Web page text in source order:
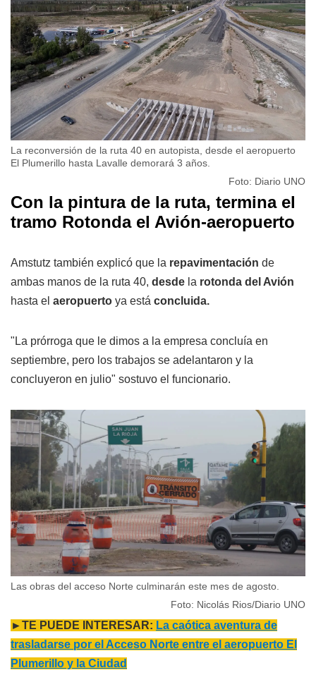
La reconversión de la ruta 40 en autopista, desde el aeropuerto
El Plumerillo hasta Lavalle demorará 3 años.
Foto: Diario UNO
Con la pintura de la ruta, termina el
tramo Rotonda el Avión-aeropuerto
Amstutz también explicó que la repavimentación de
ambas manos de la ruta 40, desde la rotonda del Avión
hasta el aeropuerto ya está concluida.
"La prórroga que le dimos a la empresa concluía en
septiembre, pero los trabajos se adelantaron y la
concluyeron en julio" sostuvo el funcionario.
Las obras del acceso Norte culminarán este mes de agosto.
Foto: Nicolás Rios/Diario UNO
►TE PUEDE INTERESAR: La caótica aventura de
trasladarse por el Acceso Norte entre el aeropuerto El
Plumerillo y la Ciudad